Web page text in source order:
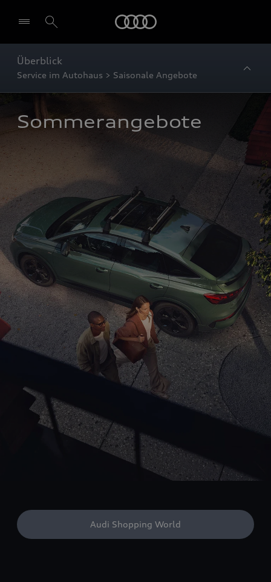
Überblick
Service im Autohaus > Saisonale Angebote
Sommerangebote
Audi Shopping World